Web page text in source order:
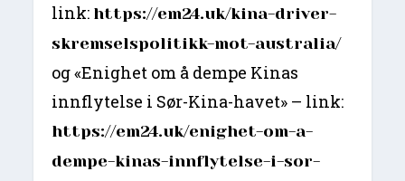
link: https://em24.uk/kina-driver-
skremselspolitikk-mot-australia/
og «Enighet om å dempe Kinas
innflytelse i Sør-Kina-havet» – link:
https://em24.uk/enighet-om-a-
dempe-kinas-innflytelse-i-sor-